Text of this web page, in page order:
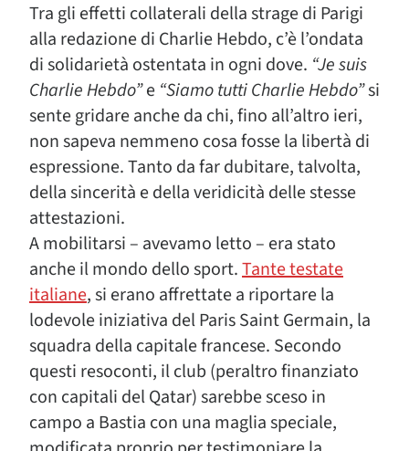
Tra gli effetti collaterali della strage di Parigi
alla redazione di Charlie Hebdo, c’è l’ondata
di solidarietà ostentata in ogni dove. “Je suis
Charlie Hebdo”e “Siamo tutti Charlie Hebdo”si
sente gridare anche da chi, fino all’altro ieri,
non sapeva nemmeno cosa fosse la libertà di
espressione. Tanto da far dubitare, talvolta,
della sincerità e della veridicità delle stesse
attestazioni.
A mobilitarsi – avevamo letto – era stato
anche il mondo dello sport.Tante testate
italiane, si erano affrettate a riportare la
lodevole iniziativa del Paris Saint Germain, la
squadra della capitale francese. Secondo
questi resoconti, il club (peraltro finanziato
con capitali del Qatar) sarebbe sceso in
campo a Bastia con una maglia speciale,